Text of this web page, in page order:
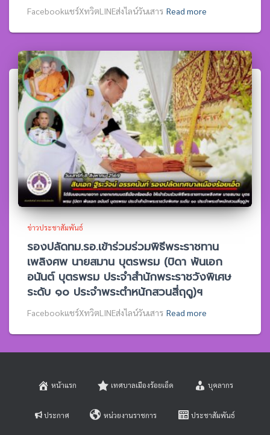
Facebookแชร์XทวิตLINEส่งไลน์วันเสาร Read more
ข่าวประชาสัมพันธ์
รองปลัดทม.รอ.เข้าร่วมร่วมพิธีพระราชทาน
เพลิงศพ นายสมาน บุตรพรม (บิดา พันเอก
อนันต์ บุตรพรม ประจำสำนักพระราชวังพิเศษ
ระดับ ๑๐ ประจำพระตำหนักสวนสี่ฤดู)ฯ
Facebookแชร์XทวิตLINEส่งไลน์วันเสาร Read more
หน้าแรก เทศบาลเมืองร้อยเอ็ด บุคลากร
ประกาศ หน่วยงานราชการ ประชาสัมพันธ์